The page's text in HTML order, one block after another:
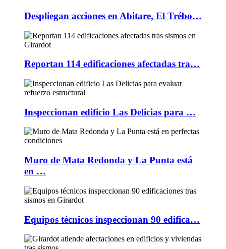
Despliegan acciones en Abitare, El Trébo…
Reportan 114 edificaciones afectadas tra…
Inspeccionan edificio Las Delicias para …
Muro de Mata Redonda y La Punta está
en …
Equipos técnicos inspeccionan 90 edifica…